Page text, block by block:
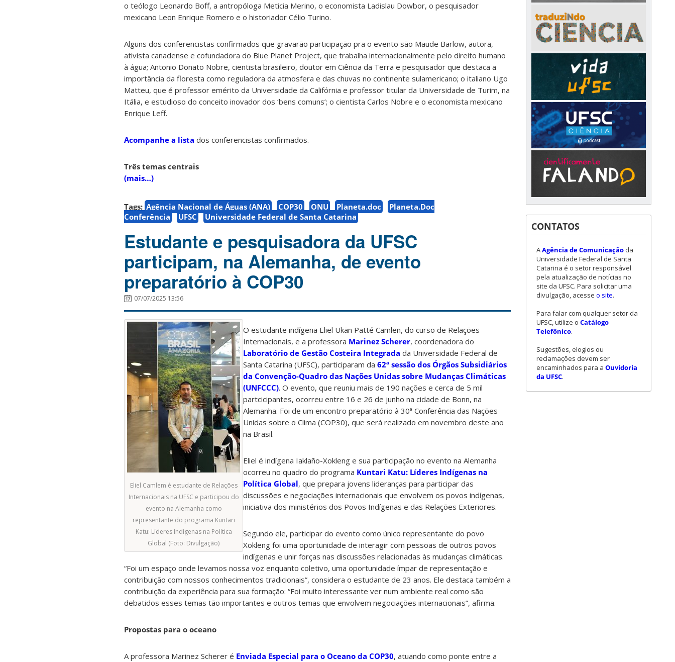
o teólogo Leonardo Boff, a antropóloga Meticia Merino, o economista Ladislau Dowbor, o pesquisador
mexicano Leon Enrique Romero e o historiador Célio Turino.
Alguns dos conferencistas confirmados que gravarão participação pra o evento são Maude Barlow, autora,
ativista canadense e cofundadora do Blue Planet Project, que trabalha internacionalmente pelo direito humano
à água; Antonio Donato Nobre, cientista brasileiro, doutor em Ciência da Terra e pesquisador que destaca a
importância da floresta como reguladora da atmosfera e das chuvas no continente sulamericano; o italiano Ugo
Matteu, que é professor emérito da Universidade da Califórnia e professor titular da Universidade de Turim, na
Itália, e estudioso do conceito inovador dos ‘bens comuns’; o cientista Carlos Nobre e o economista mexicano
Enrique Leff.
Acompanhe a lista dos conferencistas confirmados.
Três temas centrais
(mais…)
Tags: Agência Nacional de Águas (ANA) COP30 ONU Planeta.doc
Planeta.Doc
Conferência
UFSC Universidade Federal de Santa Catarina
Estudante e pesquisadora da UFSC
participam, na Alemanha, de evento
preparatório à COP30
07/07/2025 13:56
Eliel Camlem é estudante de Relações
Internacionais na UFSC e participou do
evento na Alemanha como
representante do programa Kuntari
Katu: Líderes Indígenas na Política
Global (Foto: Divulgação)
O estudante indígena Eliel Ukãn Patté Camlen, do curso de Relações
Internacionais, e a professora Marinez Scherer, coordenadora do
Laboratório de Gestão Costeira Integrada da Universidade Federal de
Santa Catarina (UFSC), participaram da 62ª sessão dos Órgãos Subsidiários
da Convenção-Quadro das Nações Unidas sobre Mudanças Climáticas
(UNFCCC). O evento, que reuniu mais de 190 nações e cerca de 5 mil
partcicipantes, ocorreu entre 16 e 26 de junho na cidade de Bonn, na
Alemanha. Foi de um encontro preparatório à 30ª Conferência das Nações
Unidas sobre o Clima (COP30), que será realizado em novembro deste ano
na Brasil.
Eliel é indígena Iaklaño-Xokleng e sua participação no evento na Alemanha
ocorreu no quadro do programa Kuntari Katu: Líderes Indígenas na
Política Global, que prepara jovens lideranças para participar das
discussões e negociações internacionais que envolvem os povos indígenas,
iniciativa dos ministérios dos Povos Indígenas e das Relações Exteriores.
Segundo ele, participar do evento como único representante do povo
Xokleng foi uma oportunidade de interagir com pessoas de outros povos
indígenas e unir forças nas discussões relacionadas às mudanças climáticas.
“Foi um espaço onde levamos nossa voz enquanto coletivo, uma oportunidade ímpar de representação e
contribuição com nossos conhecimentos tradicionais”, considera o estudante de 23 anos. Ele destaca também a
contribuição da experiência para sua formação: “Foi muito interessante ver num ambiente real como são
debatidos esses temas tão importantes e outros temas que envolvem negociações internacionais”, afirma.
Propostas para o oceano
A professora Marinez Scherer é Enviada Especial para o Oceano da COP30, atuando como ponte entre a
CONTATOS
AAgência de Comunicação da
Universidade Federal de Santa
Catarina é o setor responsável
pela atualização de notícias no
site da UFSC. Para solicitar uma
divulgação, acesse o site.
Para falar com qualquer setor da
UFSC, utilize o Catálogo
Telefônico.
Sugestões, elogios ou
reclamações devem ser
encaminhados para a Ouvidoria
da UFSC.